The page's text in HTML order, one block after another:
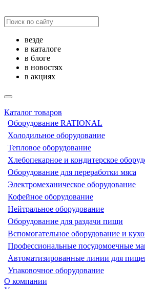
везде
в каталоге
в блоге
в новостях
в акциях
Каталог товаров
Оборудование RATIONAL
Холодильное оборудование
Тепловое оборудование
Хлебопекарное и кондитерское
Оборудование для переработки мяса
Электромеханическое оборудование
Кофейное оборудование
Нейтральное оборудование
Оборудование для раздачи пищи
Вспомогательное оборудование и
Профессиональные посудомоечные
Автоматизированные линии для
Упаковочное оборудование
О компании